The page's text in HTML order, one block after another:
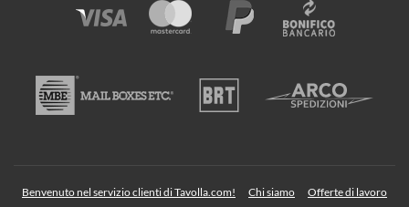
Benvenuto nel servizio clienti di Tavolla.com! Chi siamo Offerte di lavoro